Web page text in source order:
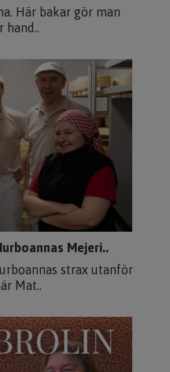
Här bakar gör man
Mejeri..
strax utanför
Mat..